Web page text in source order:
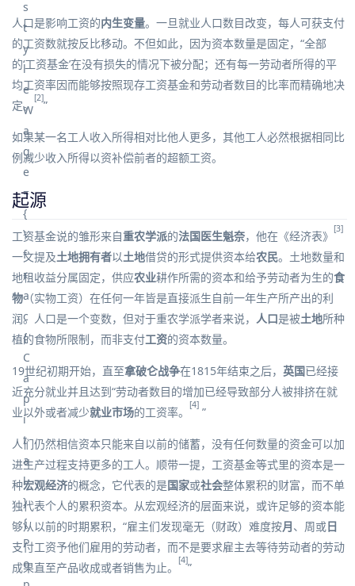
人口是影响工资的内生变量。一旦就业人口数目改变，每人可获支付
的工资数就按反比移动。不但如此，因为资本数量是固定，“全部
的‘工资基金’在没有损失的情况下被分配；还有每一劳动者所得的平
均工资率因而能够按照现存工资基金和劳动者数目的比率而精确地决
定。[2]”
如果某一名工人收入所得相对比他人更多，其他工人必然根据相同比
例减少收入所得以资补偿前者的超额工资。
起源
工资基金说的雏形来自重农学派的法国医生魁奈，他在《经济表》 [3]
一文提及土地拥有者以土地借贷的形式提供资本给农民。土地数量和
地租收益分属固定，供应农业耕作所需的资本和给予劳动者为生的食
物（实物工资）在任何一年皆是直接派生自前一年生产所产出的利
润。人口是一个变数，但对于重农学派学者来说， 人口是被土地所种
植的食物所限制，而非支付工资的资本数量。
19世纪初期开始，直至拿破仑战争在1815年结束之后， 英国已经接
近充分就业并且达到“劳动者数目的增加已经导致部分人被排挤在就
业以外或者减少就业市场的工资率。 [4] ”
人们仍然相信资本只能来自以前的储蓄，没有任何数量的资金可以加
进生产过程支持更多的工人。顺带一提，工资基金等式里的资本是一
种宏观经济的概念，它代表的是国家或社会整体累积的财富，而不单
独代表个人的累积资本。从宏观经济的层面来说，或许足够的资本能
够从以前的时期累积，“雇主们发现毫无（财政）难度按月、周或日
支付工资予他们雇用的劳动者，而不是要求雇主去等待劳动者的劳动
成果直至产品收成或者销售为止。
[4]”